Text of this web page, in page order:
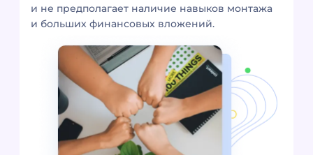
и не предполагает наличие навыков монтажа
и больших финансовых вложений.